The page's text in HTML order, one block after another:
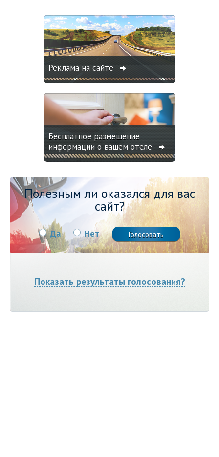
Реклама на сайте
Бесплатное размещение
информации о вашем отеле
Полезным ли оказался для вас
сайт?
Да Нет
Показать результаты голосования?